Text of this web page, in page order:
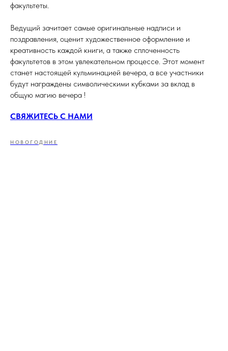
факультеты.
Ведущий зачитает самые оригинальные надписи и
поздравления, оценит художественное оформление и
креативность каждой книги, а также сплоченность
факультетов в этом увлекательном процессе. Этот момент
станет настоящей кульминацией вечера, а все участники
будут награждены символическими кубками за вклад в
общую магию вечера !
СВЯЖИТЕСЬ С НАМИ
НОВОГОДНИЕ